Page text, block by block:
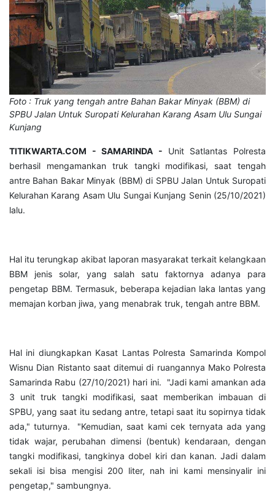
Foto : Truk yang tengah antre Bahan Bakar Minyak (BBM) di
SPBU Jalan Untuk Suropati Kelurahan Karang Asam Ulu Sungai
Kunjang
TITIKWARTA.COM - SAMARINDA - Unit Satlantas Polresta
berhasil mengamankan truk tangki modifikasi, saat tengah
antre Bahan Bakar Minyak (BBM) di SPBU Jalan Untuk Suropati
Kelurahan Karang Asam Ulu Sungai Kunjang Senin (25/10/2021)
lalu.
Hal itu terungkap akibat laporan masyarakat terkait kelangkaan
BBM jenis solar, yang salah satu faktornya adanya para
pengetap BBM. Termasuk, beberapa kejadian laka lantas yang
memajan korban jiwa, yang menabrak truk, tengah antre BBM.
Hal ini diungkapkan Kasat Lantas Polresta Samarinda Kompol
Wisnu Dian Ristanto saat ditemui di ruangannya Mako Polresta
Samarinda Rabu (27/10/2021) hari ini. "Jadi kami amankan ada
3 unit truk tangki modifikasi, saat memberikan imbauan di
SPBU, yang saat itu sedang antre, tetapi saat itu sopirnya tidak
ada," tuturnya. "Kemudian, saat kami cek ternyata ada yang
tidak wajar, perubahan dimensi (bentuk) kendaraan, dengan
tangki modifikasi, tangkinya dobel kiri dan kanan. Jadi dalam
sekali isi bisa mengisi 200 liter, nah ini kami mensinyalir ini
pengetap," sambungnya.